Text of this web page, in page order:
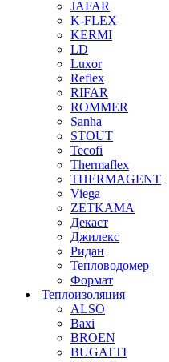
JAFAR
K-FLEX
KERMI
LD
Luxor
Reflex
RIFAR
ROMMER
Sanha
STOUT
Tecofi
Thermaflex
THERMAGENT
Viega
ZETKAMA
Декаст
Джилекс
Ридан
Тепловодомер
Формат
Теплоизоляция
ALSO
Baxi
BROEN
BUGATTI